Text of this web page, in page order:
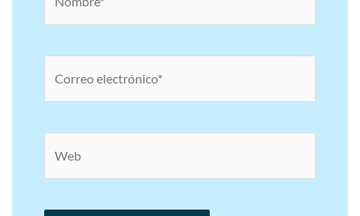
electrónico*